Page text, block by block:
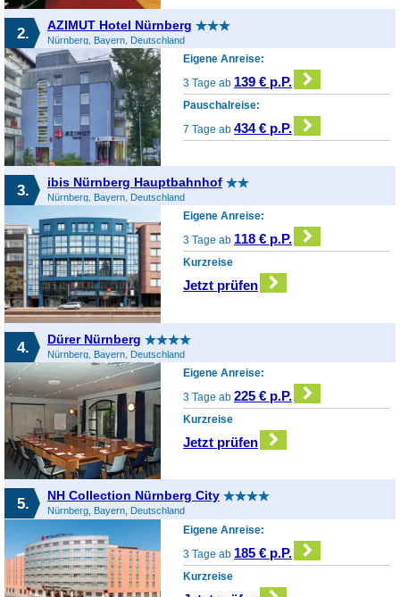
2. AZIMUT Hotel Nürnberg
Nürnberg, Bayern, Deutschland
Eigene Anreise:
3 Tage ab 139 € p.P.
Pauschalreise:
7 Tage ab434 € p.P.
3. ibis Nürnberg Hauptbahnhof
Nürnberg, Bayern, Deutschland
Eigene Anreise:
3 Tage ab 118 € p.P.
Kurzreise
Jetzt prüfen
4. Dürer Nürnberg
Nürnberg, Bayern, Deutschland
Eigene Anreise:
3 Tage ab225 € p.P.
Kurzreise
Jetzt prüfen
5. NH Collection Nürnberg City
Nürnberg, Bayern, Deutschland
Eigene Anreise:
3 Tage ab 185 € p.P.
Kurzreise